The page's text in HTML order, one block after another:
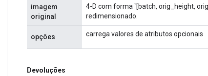
imagem
original
4-D com forma `[batch, orig_height,
redimensionado.
opções carrega valores de atributos opcionais
Devoluções